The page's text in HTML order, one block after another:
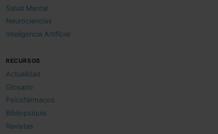
Salud Mental
Neurociencias
Inteligencia Artificial
RECURSOS
Actualidad
Glosario
Psicofármacos
Bibliopsiquis
Revistas